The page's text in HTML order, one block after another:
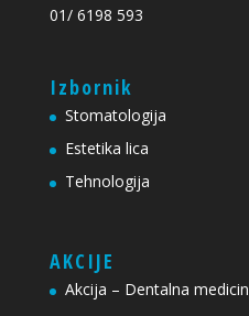
01/ 6198 593
Izbornik
Stomatologija
Estetika lica
Tehnologija
AKCIJE
Akcija – Dentalna